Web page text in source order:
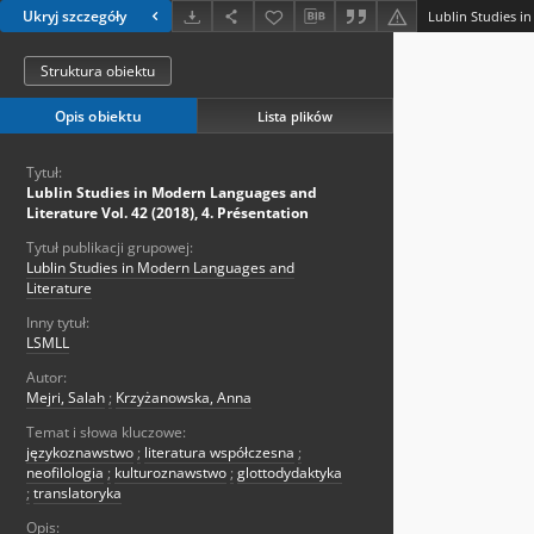
Ukryj szczegóły
Struktura obiektu
Opis obiektu Lista plików
Tytuł:
Lublin Studies in Modern Languages and
Literature Vol. 42 (2018), 4. Présentation
Tytuł publikacji grupowej:
Lublin Studies in Modern Languages and
Literature
Inny tytuł:
LSMLL
Autor:
Mejri, Salah ; Krzyżanowska, Anna
Temat i słowa kluczowe:
językoznawstwo ; literatura współczesna ;
neofilologia ; kulturoznawstwo ; glottodydaktyka
; translatoryka
Opis: